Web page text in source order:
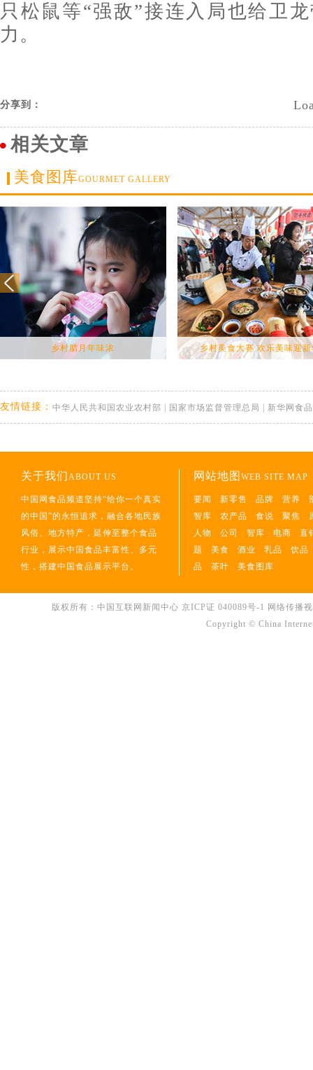
只松鼠等“强敌”接连入局也给卫
力。
分享到：
相关文章
美食图库GOURMET GALLERY
乡村腊月年味浓 乡村美食大赛 欢乐美味迎
友情链接： 中华人民共和国农业农村部 国家市场监督管理总局 新华网食品
关于我们ABOUT US
中国网食品频道坚持“给你一个真实
的中国”的永恒追求，融合各地民族
风俗、地方特产，延伸至整个食品
行业，展示中国食品丰富性、多元
性，搭建中国食品展示平台。
网站地图 WEB SITE MAP
要闻 新零售 品牌 营养
智库
农产品 食说 聚焦
人物
公司 智库 电商
直
题
美食 酒业 乳品
饮品
品
茶叶 美食图库
版权所有：中国互联网新闻中心 京ICP证 040089号-1 网络传播
Copyright © China